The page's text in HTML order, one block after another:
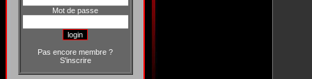
Mot de passe
Pas encore membre ?
S'inscrire